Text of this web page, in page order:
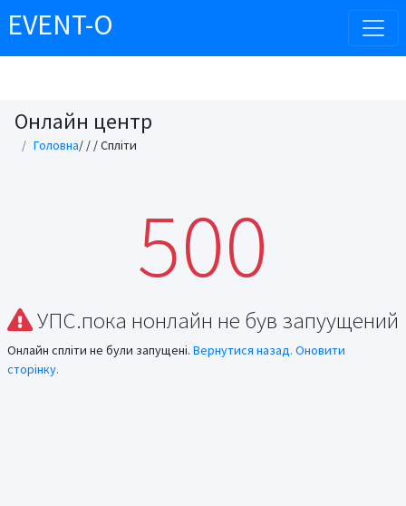
EVENT-O
Онлайн центр
Головна/ / / Спліти
500
УПС.пока нонлайн не був запуущений
Онлайн спліти не були запущені. Вернутися назад. Оновити
сторінку.